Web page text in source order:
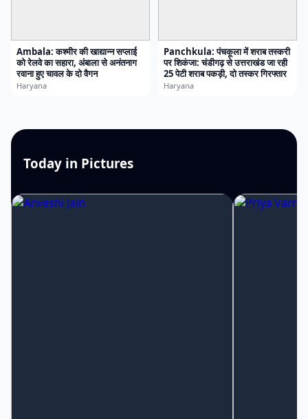
Ambala: कश्मीर की खाद्यान्न सप्लाई
को रेलवे का सहारा, अंबाला से अनंतनाग
रवाना हुए चावल के दो वैगन
Haryana
Panchkula: पंचकूला में शराब तस्करी
पर शिकंजा: चंडीगढ़ से उत्तराखंड जा रही
25 पेटी शराब पकड़ी, दो तस्कर गिरफ्तार
Haryana
Today in Pictures